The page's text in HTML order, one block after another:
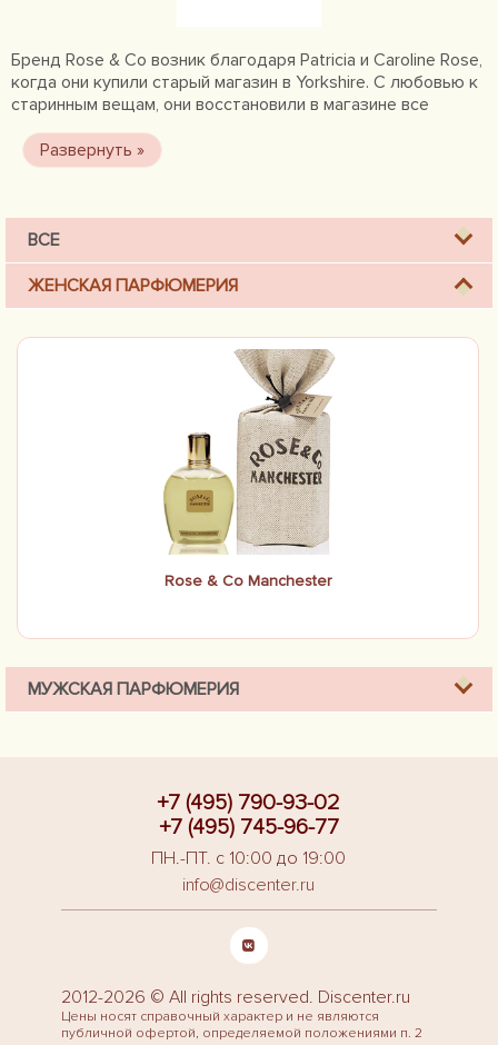
Бренд Rose & Co возник благодаря Patricia и Caroline Rose,
когда они купили старый магазин в Yorkshire. С любовью к
старинным вещам, они восстановили в магазине все
великолепие, и чарующая красота снова возродилась в
магазине. Бренд обладает изысканным ассортиментом
завернутого вручную душистого мыла и роскошной
коллекцией подарков.
ВСЕ
ЖЕНСКАЯ ПАРФЮМЕРИЯ
Rose & Co Manchester
МУЖСКАЯ ПАРФЮМЕРИЯ
+7 (495) 790-93-02
+7 (495) 745-96-77
ПН.-ПТ. с 10:00 до 19:00
info@discenter.ru
2012-2026 © All rights reserved. Discenter.ru
Цены носят справочный характер и не являются
публичной офертой, определяемой положениями п. 2